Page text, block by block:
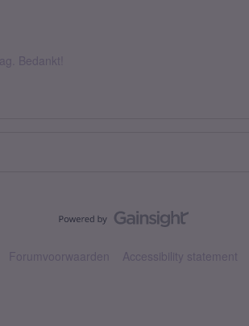
Bedankt!
Forumvoorwaarden Accessibility statement